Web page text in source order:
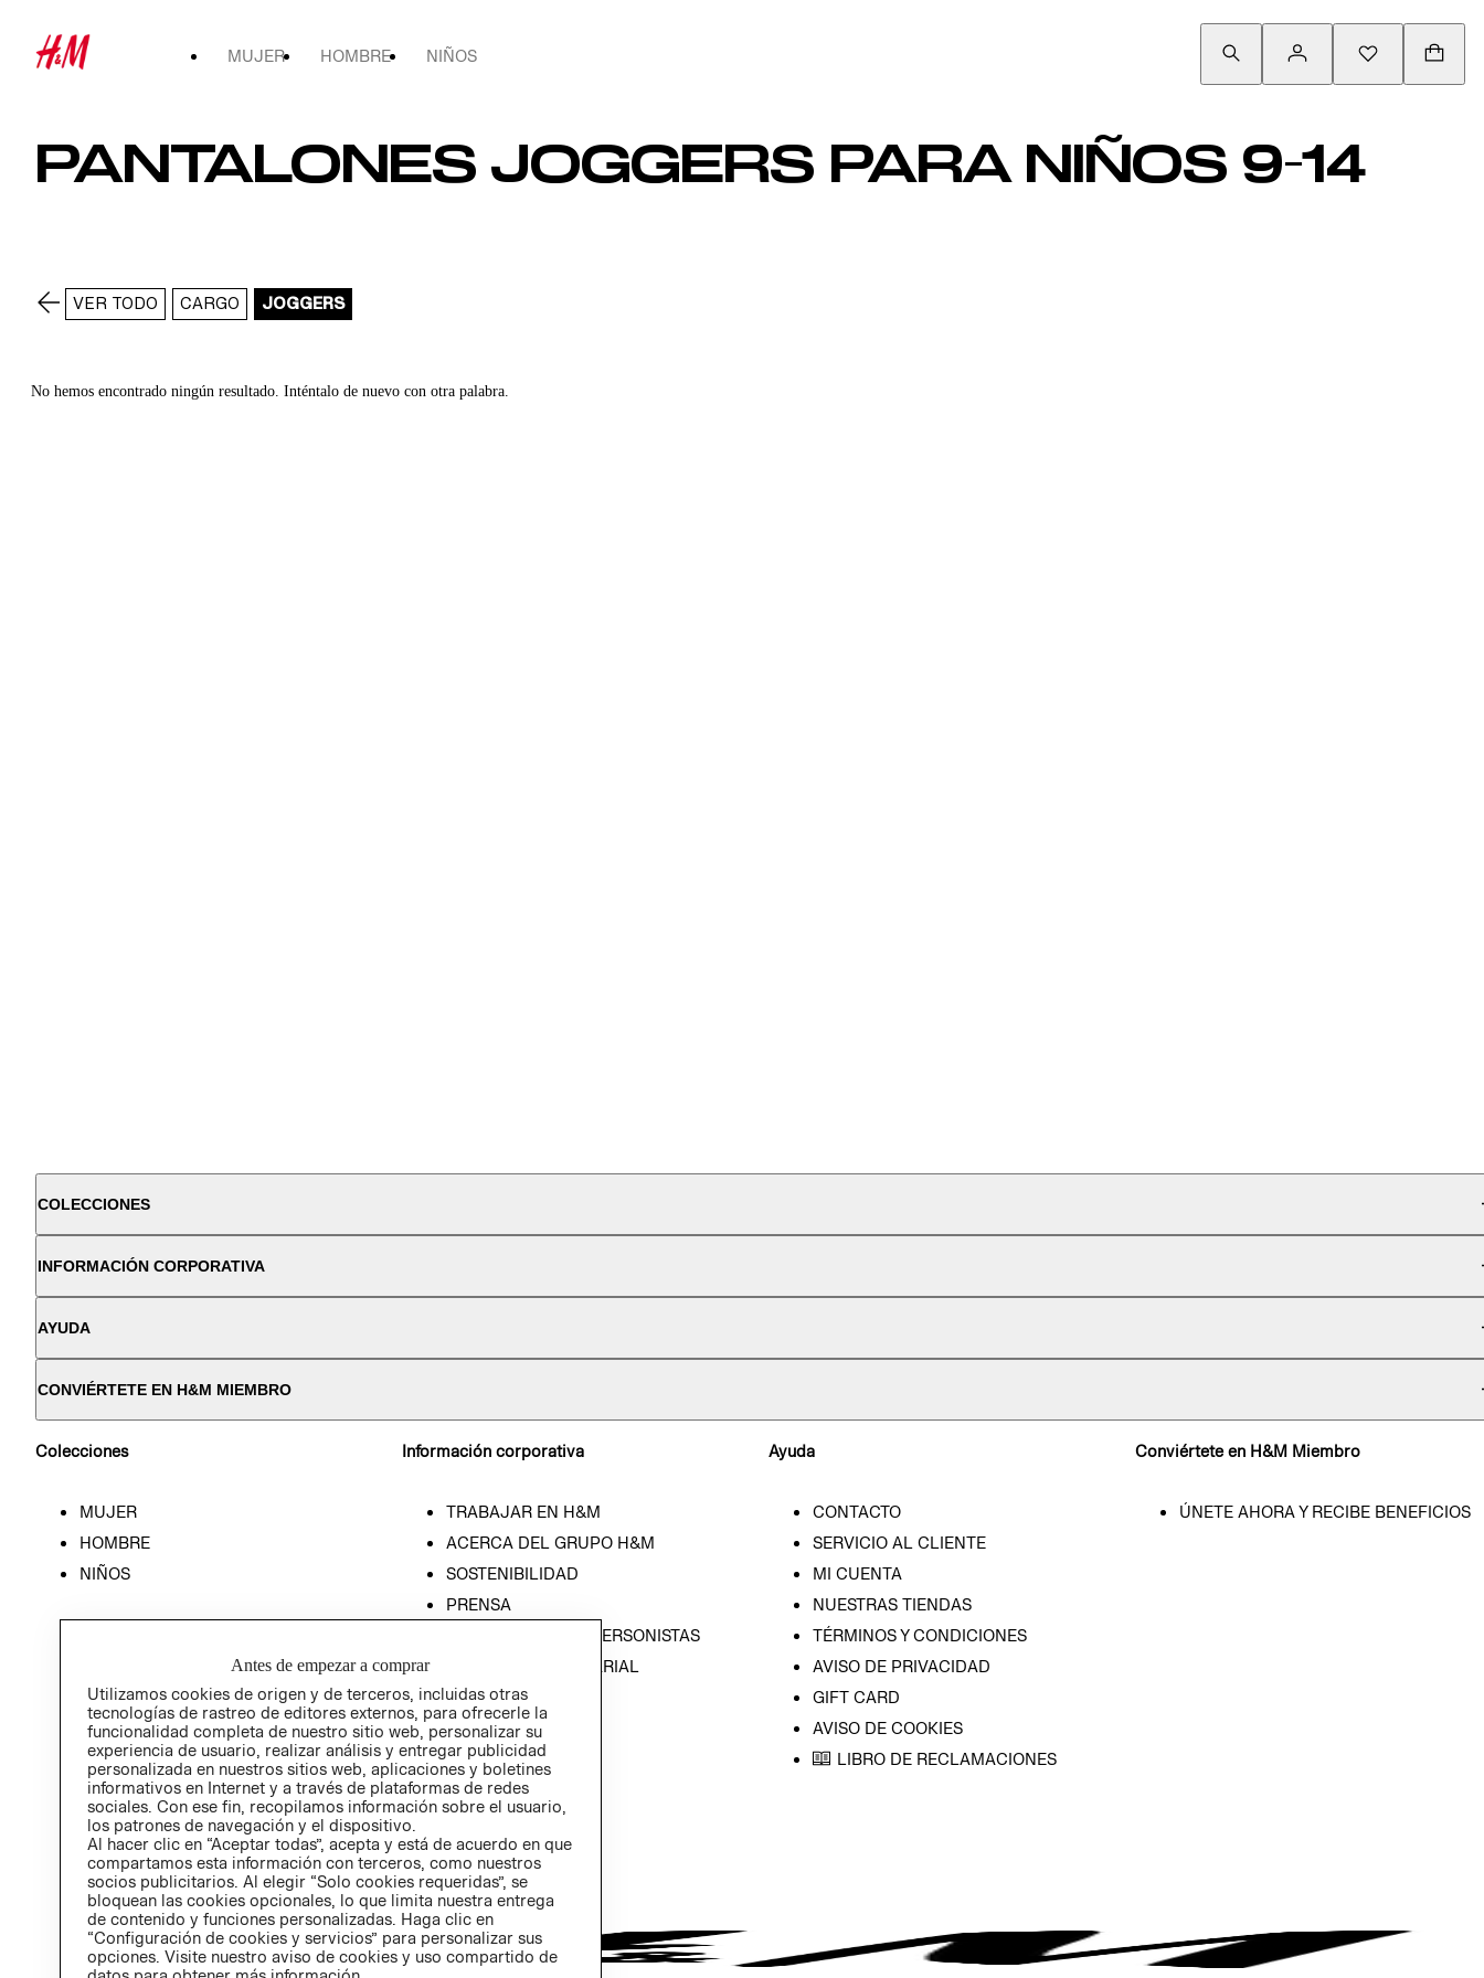
MUJER HOMBRE NIÑOS
PANTALONES JOGGERS PARA NIÑOS 9-14
VER TODO CARGO JOGGERS
No hemos encontrado ningún resultado. Inténtalo de nuevo con otra palabra.
COLECCIONES
INFORMACIÓN CORPORATIVA
AYUDA
CONVIÉRTETE EN H&M MIEMBRO
Colecciones
MUJER
HOMBRE
NIÑOS
Información corporativa
TRABAJAR EN H&M
ACERCA DEL GRUPO H&M
SOSTENIBILIDAD
PRENSA
RELACIÓN CON INVERSONISTAS
POLÍTICA EMPRESARIAL
Ayuda
CONTACTO
SERVICIO AL CLIENTE
MI CUENTA
NUESTRAS TIENDAS
TÉRMINOS Y CONDICIONES
AVISO DE PRIVACIDAD
GIFT CARD
AVISO DE COOKIES
LIBRO DE RECLAMACIONES
Conviértete en H&M Miembro
ÚNETE AHORA Y RECIBE BENEFICIOS
Antes de empezar a comprar
Utilizamos cookies de origen y de terceros, incluidas otras
tecnologías de rastreo de editores externos, para ofrecerle la
funcionalidad completa de nuestro sitio web, personalizar su
experiencia de usuario, realizar análisis y entregar publicidad
personalizada en nuestros sitios web, aplicaciones y boletines
informativos en Internet y a través de plataformas de redes
sociales. Con ese fin, recopilamos información sobre el usuario,
los patrones de navegación y el dispositivo.
Al hacer clic en “Aceptar todas”, acepta y está de acuerdo en que
compartamos esta información con terceros, como nuestros
socios publicitarios. Al elegir “Solo cookies requeridas”, se
bloquean las cookies opcionales, lo que limita nuestra entrega
de contenido y funciones personalizadas. Haga clic en
“Configuración de cookies y servicios” para personalizar sus
opciones. Visite nuestro aviso de cookies y uso compartido de